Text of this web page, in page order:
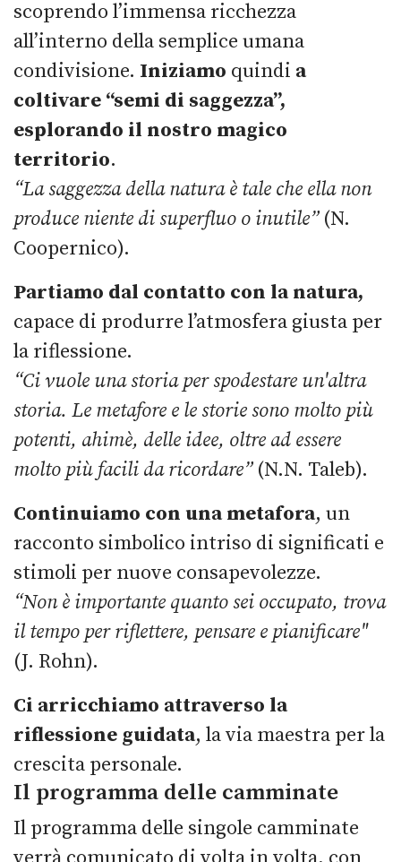
scoprendo l’immensa ricchezza
all’interno della semplice umana
condivisione. Iniziamo quindi a
coltivare “semi di saggezza”,
esplorando il nostro magico
territorio.
“La saggezza della natura è tale che ella non
produce niente di superfluo o inutile” (N.
Coopernico).
Partiamo dal contatto con la natura,
capace di produrre l’atmosfera giusta per
la riflessione.
“Ci vuole una storia per spodestare un'altra
storia. Le metafore e le storie sono molto più
potenti, ahimè, delle idee, oltre ad essere
molto più facili da ricordare” (N.N. Taleb).
Continuiamo con una metafora, un
racconto simbolico intriso di significati e
stimoli per nuove consapevolezze.
“Non è importante quanto sei occupato, trova
il tempo per riflettere, pensare e pianificare"
(J. Rohn).
Ci arricchiamo attraverso la
riflessione guidata, la via maestra per la
crescita personale.
Il programma delle camminate
Il programma delle singole camminate